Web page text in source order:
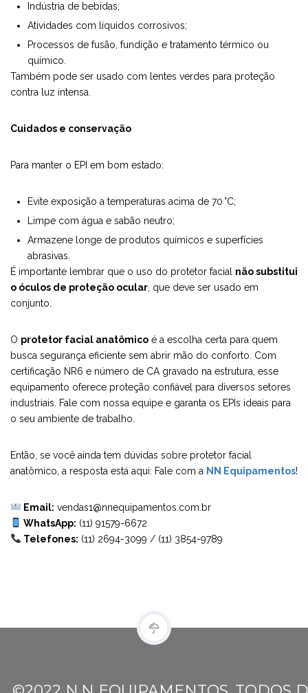
Indústria de bebidas;
Atividades com líquidos corrosivos;
Processos de fusão, fundição e tratamento térmico ou
químico.
Também pode ser usado com lentes verdes para proteção
contra luz intensa.
Cuidados e conservação
Para manter o EPI em bom estado:
Evite exposição a temperaturas acima de 70 °C;
Limpe com água e sabão neutro;
Armazene longe de produtos químicos e superfícies
abrasivas.
É importante lembrar que o uso do protetor facial não substitui
o óculos de proteção ocular , que deve ser usado em
conjunto.
O protetor facial anatômico é a escolha certa para quem
busca segurança eficiente sem abrir mão do conforto. Com
certificação NR6 e número de CA gravado na estrutura, esse
equipamento oferece proteção confiável para diversos setores
industriais. Fale com nossa equipe e garanta os EPIs ideais para
o seu ambiente de trabalho.
Então, se você ainda tem dúvidas sobre protetor facial
anatômico, a resposta está aqui: Fale com a NN Equipamentos!
Email: vendas1@nnequipamentos.com.br
WhatsApp: (11) 91579-6672
Telefones: (11) 2694-3099 / (11) 3854-9789